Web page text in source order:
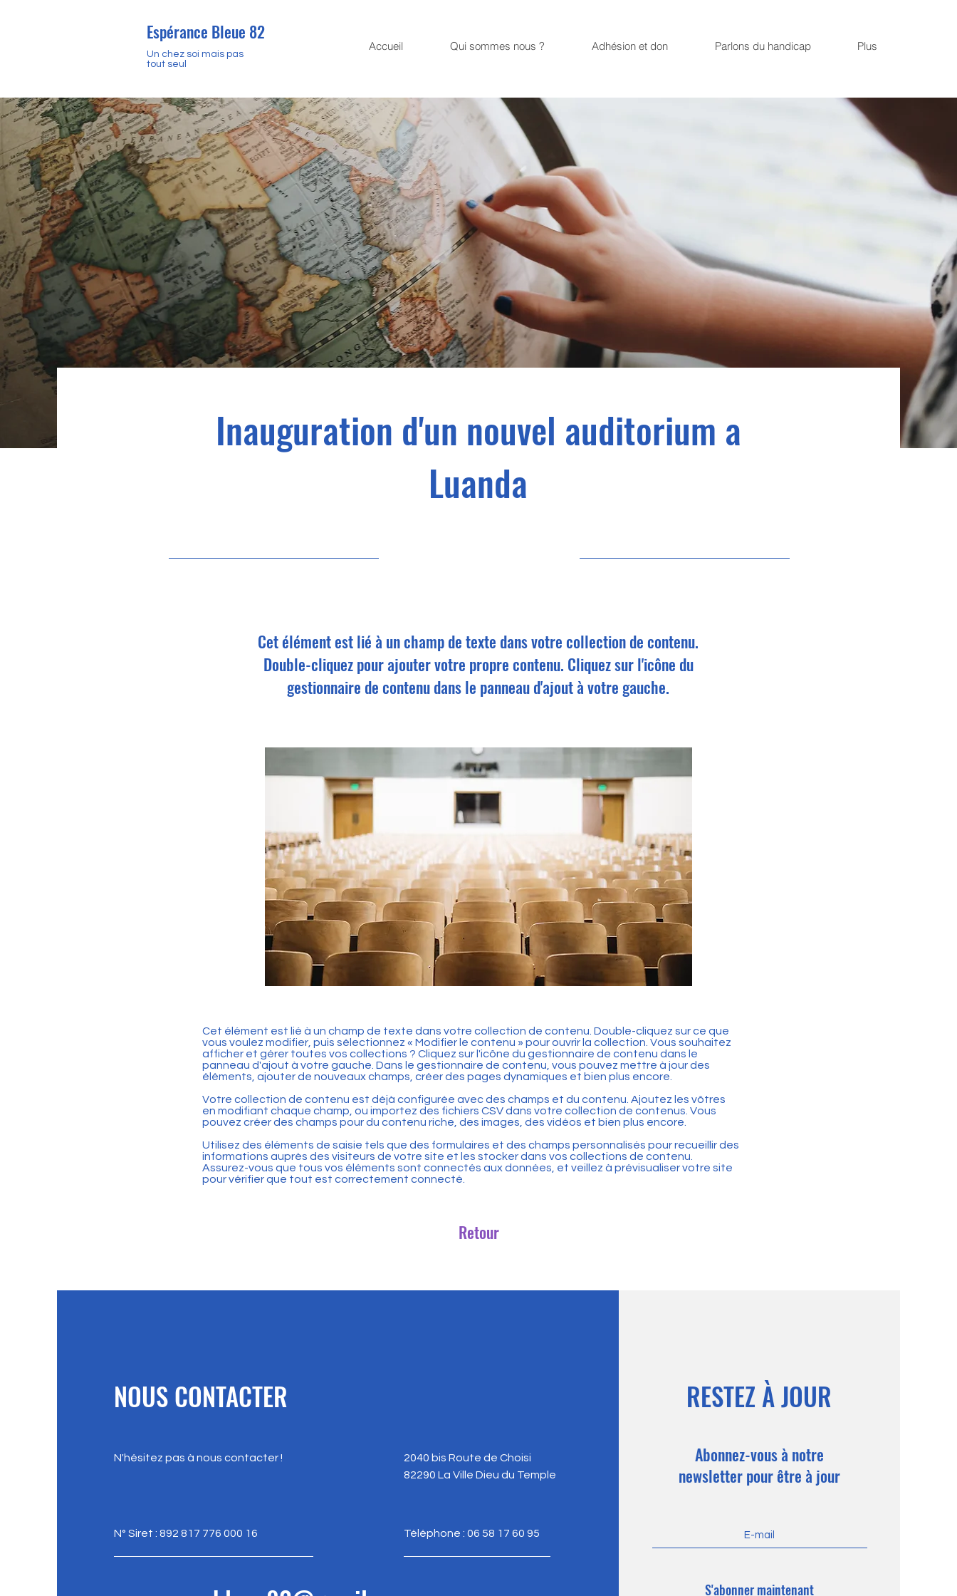
Espérance Bleue 82
Un chez soi mais pas
tout seul
Accueil Qui sommes nous ? Adhésion et don Parlons du handicap Plus
Inauguration d'un nouvel auditorium a
Luanda
Cet élément est lié à un champ de texte dans votre collection de contenu.
Double-cliquez pour ajouter votre propre contenu. Cliquez sur l'icône du
gestionnaire de contenu dans le panneau d'ajout à votre gauche.
Cet élément est lié à un champ de texte dans votre collection de contenu. Double-cliquez sur ce que
vous voulez modifier, puis sélectionnez « Modifier le contenu » pour ouvrir la collection. Vous souhaitez
afficher et gérer toutes vos collections ? Cliquez sur l'icône du gestionnaire de contenu dans le
panneau d'ajout à votre gauche. Dans le gestionnaire de contenu, vous pouvez mettre à jour des
éléments, ajouter de nouveaux champs, créer des pages dynamiques et bien plus encore.
Votre collection de contenu est déjà configurée avec des champs et du contenu. Ajoutez les vôtres
en modifiant chaque champ, ou importez des fichiers CSV dans votre collection de contenus. Vous
pouvez créer des champs pour du contenu riche, des images, des vidéos et bien plus encore.
Utilisez des éléments de saisie tels que des formulaires et des champs personnalisés pour recueillir des
informations auprès des visiteurs de votre site et les stocker dans vos collections de contenu.
Assurez-vous que tous vos éléments sont connectés aux données, et veillez à prévisualiser votre site
pour vérifier que tout est correctement connecté.
Retour
NOUS CONTACTER
N'hésitez pas à nous contacter !
N° Siret : 892 817 776 000 16
2040 bis Route de Choisi
82290 La Ville Dieu du Temple
Téléphone : 06 58 17 60 95
RESTEZ À JOUR
Abonnez-vous à notre
newsletter pour être à jour
S'abonner maintenant